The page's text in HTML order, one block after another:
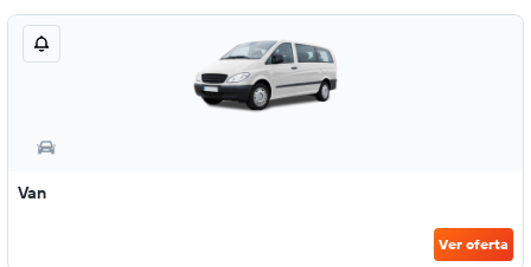
Van
Ver oferta